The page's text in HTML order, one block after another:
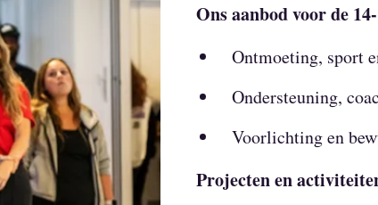
Ons aanbod voor de
Ontmoeting, sport
Ondersteuning,
Voorlichting en
Projecten en